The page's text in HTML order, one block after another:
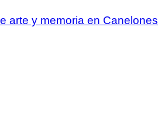
arte y memoria en Canelones